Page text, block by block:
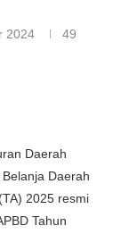
2024
49
Daerah
Daerah
2025 resmi
Tahun